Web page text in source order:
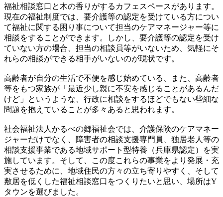
福祉相談窓口と木の香りがするカフェスペースがあります。
現在の福祉制度では、要介護等の認定を受けている方につい
て福祉に関する困り事について担当のケアマネージャー等に
相談をすることができます。しかし、要介護等の認定を受け
ていない方の場合、担当の相談員等がいないため、気軽にそ
れらの相談ができる相手がいないのが現状です。
高齢者が自分の生活で不便を感じ始めている、また、高齢者
等をもつ家族が「最近少し親に不安を感じることがあるんだ
けど」というような、行政に相談をするほどでもない些細な
問題を抱えていることが多々あると思われます。
社会福祉法人かるべの郷福祉会では、介護保険のケアマネー
ジャーだけでなく、障害者の相談支援専門員、独居老人等の
相談支援事業である地域サポート型特養（兵庫県認定）を実
施しています。そして、この度これらの事業をより発展・充
実させるために、地域住民の方々の立ち寄りやすく、そして
敷居を低くした福祉相談窓口をつくりたいと思い、場所はY
タウンを選びました。